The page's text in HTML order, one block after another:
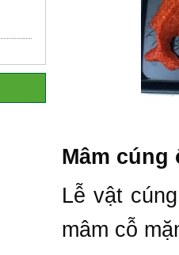
Mâm cúng
Lễ vật
mâm cỗ